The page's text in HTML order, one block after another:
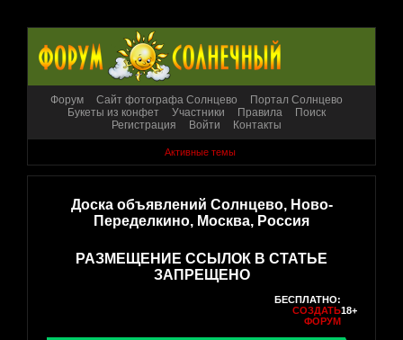
Форум Сайт фотографа Солнцево
Портал Солнцево
Букеты из конфет
Участники Правила
Поиск
Регистрация
Войти Контакты
Активные темы
Доска объявлений Солнцево, Ново-
Переделкино, Москва, Россия
РАЗМЕЩЕНИЕ ССЫЛОК В СТАТЬЕ
ЗАПРЕЩЕНО
БЕСПЛАТНО:
СОЗДАТЬ
ФОРУМ
18+